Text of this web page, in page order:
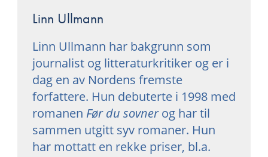
Linn Ullmann
Linn Ullmann har bakgrunn som
journalist og litteraturkritiker og er i
dag en av Nordens fremste
forfattere. Hun debuterte i 1998 med
romanen Før du sovnerog har til
sammen utgitt syv romaner. Hun
har mottatt en rekke priser, bl.a.